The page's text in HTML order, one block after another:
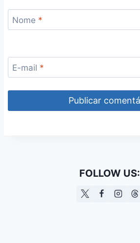
Nome *
E-mail *
FOLLOW US: